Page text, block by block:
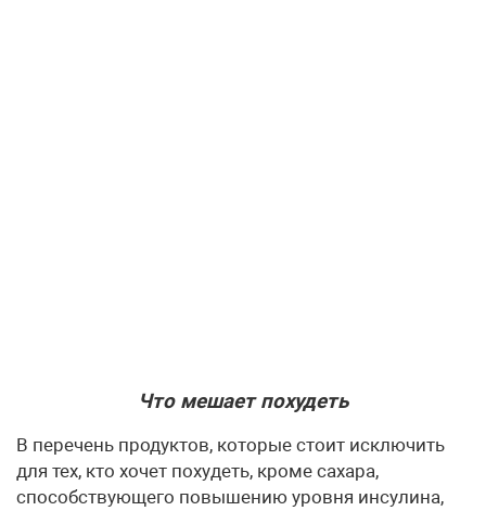
Что мешает похудеть
В перечень продуктов, которые стоит исключить
для тех, кто хочет похудеть, кроме сахара,
способствующего повышению уровня инсулина,